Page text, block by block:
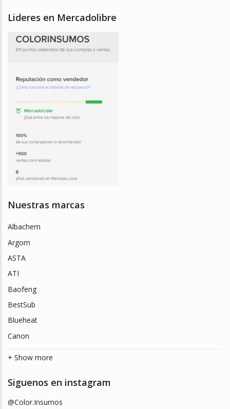
Lideres en Mercadolibre
Nuestras marcas
Albachem
Argom
ASTA
ATI
Baofeng
BestSub
Blueheat
Canon
+ Show more
Siguenos en instagram
@Color.Insumos